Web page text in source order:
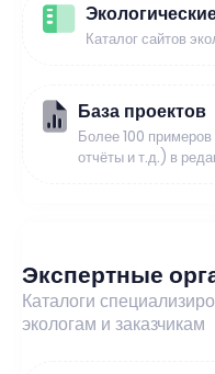
Каталог сайтов
База проектов
Более 100
отчёты и т.д.) в
Экспертные
Каталоги
экологам и заказчикам